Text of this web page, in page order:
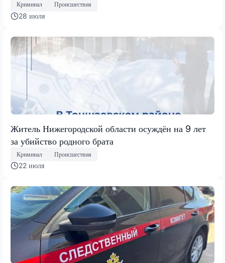
Криминал Происшествия
28 июля
Житель Нижегородской области осуждён на 9 лет
за убийство родного брата
Криминал Происшествия
22 июля